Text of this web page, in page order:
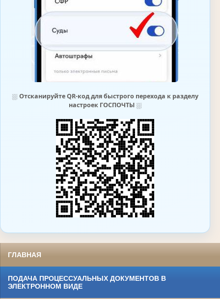
⛆ Отсканируйте QR-код для быстрого перехода к разделу
настроек ГОСПОЧТЫ⛆
ГЛАВНАЯ
ПОДАЧА ПРОЦЕССУАЛЬНЫХ ДОКУМЕНТОВ В
ЭЛЕКТРОННОМ ВИДЕ